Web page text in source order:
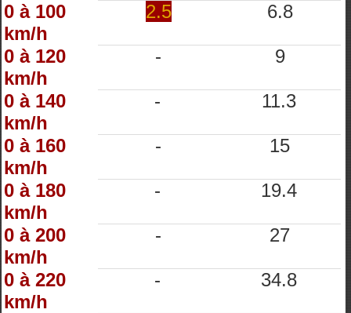
0 à 100
km/h
2.5 6.8
0 à 120
km/h
- 9
0 à 140
km/h
- 11.3
0 à 160
km/h
- 15
0 à 180
km/h
- 19.4
0 à 200
km/h
- 27
0 à 220
km/h
- 34.8